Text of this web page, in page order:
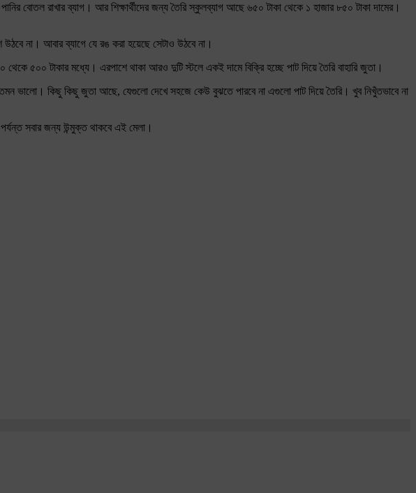
বোতল রাখার ব্যাগ। আর শিক্ষার্থীদের জন্য তৈরি স্কুলব্যাগ আছে ৬৫০ টাকা থেকে ১ হাজার ৮৫০ টাকা দামের।
না। আবার ব্যাগে যে রঙ করা হয়েছে সেটাও উঠবে না।
থেকে ৫০০ টাকার মধ্যে। এরপাশে থাকা আরও দুটি স্টলে একই দামে বিক্রি হচ্ছে পাট দিয়ে তৈরি বাহারি জুতা।
ভালো। কিছু কিছু জুতা আছে, যেগুলো দেখে সহজে কেউ বুঝতে পারবে না এগুলো পাট দিয়ে তৈরি। খুব নিখুঁতভাবে না
সবার জন্য উন্মুক্ত থাকবে এই মেলা।